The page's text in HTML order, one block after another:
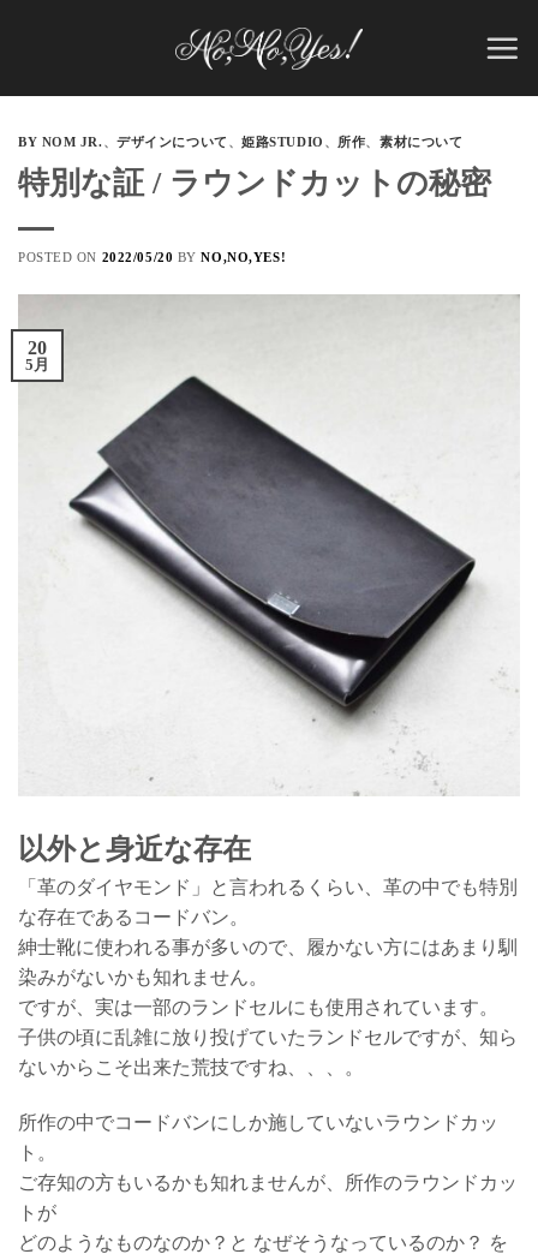
BY NOM JR.、デザインについて 、姫路STUDIO 、 所作、 素材について
特別な証 / ラウンドカットの秘密
POSTED ON 2022/05/20 BYNO,NO,YES!
20
5月
以外と身近な存在
「革のダイヤモンド」と言われるくらい、革の中でも特別
な存在であるコードバン。
紳士靴に使われる事が多いので、履かない方にはあまり馴
染みがないかも知れません。
ですが、実は一部のランドセルにも使用されています。
子供の頃に乱雑に放り投げていたランドセルですが、知ら
ないからこそ出来た荒技ですね、、、。
所作の中でコードバンにしか施していないラウンドカッ
ト。
ご存知の方もいるかも知れませんが、所作のラウンドカッ
トが
どのようなものなのか？と なぜそうなっているのか？ を